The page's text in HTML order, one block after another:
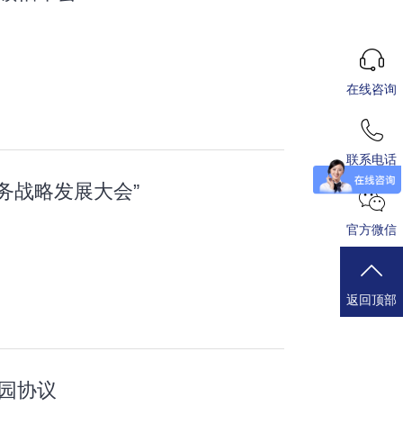
战略发展大会”
协议
在线咨询
联系电话
官方微信
返回顶部